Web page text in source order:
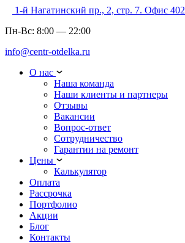
1-й Нагатинский пр., 2, стр. 7. Офис 402
Пн-Вс: 8:00 — 22:00
info@centr-otdelka.ru
О нас
Наша команда
Наши клиенты и партнеры
Отзывы
Вакансии
Вопрос-ответ
Сотрудничество
Гарантии на ремонт
Цены
Калькулятор
Оплата
Рассрочка
Портфолио
Акции
Блог
Контакты